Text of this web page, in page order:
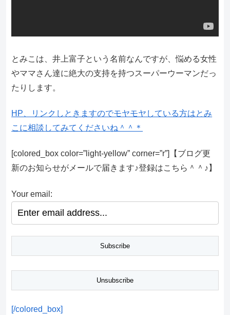
とみこは、井上富子という名前なんですが、悩める女性
やママさん達に絶大の支持を持つスーパーウーマンだっ
たりします。
HP、リンクしときますのでモヤモヤしている方はとみ
こに相談してみてくださいね＾＾＊
[colored_box color=”light‐yellow” corner=”r”]【ブログ更
新のお知らせがメールで届きます♪登録はこちら＾＾♪】
Your email:
[/colored_box]